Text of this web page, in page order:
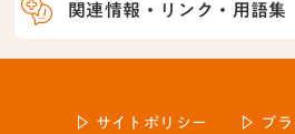
関連情報・リンク・用語集
サイトポリシー プ